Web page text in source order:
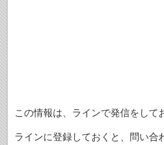
この情報は、ラインで発信をして
ラインに登録しておくと、問い合